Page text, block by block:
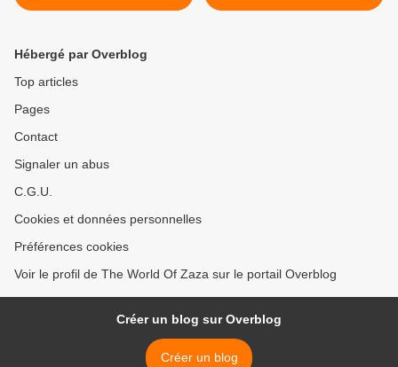
Hébergé par Overblog
Top articles
Pages
Contact
Signaler un abus
C.G.U.
Cookies et données personnelles
Préférences cookies
Voir le profil de The World Of Zaza sur le portail Overblog
Créer un blog sur Overblog
Créer un blog